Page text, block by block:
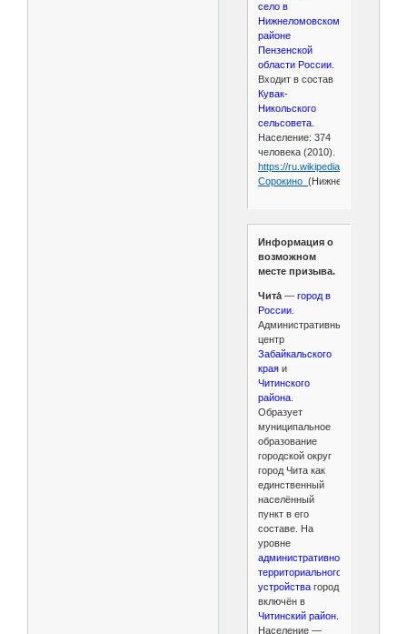
село в
Нижнеломовском
районе
Пензенской
области России.
Входит в состав
Кувак-
Никольского
сельсовета.
Население: 374
человека (2010).
https://ru.wikipedia.org/wiki/
Сорокино_
Информация о
возможном
месте призыва.
Чита́ — город в
России.
Административный
центр
Забайкальского
краяи
Читинского
района.
Образует
муниципальное
образование
городской округ
город Чита как
единственный
населённый
пункт в его
составе. На
уровне
административно-
территориального
устройства город
включён в
Читинский район.
Население —